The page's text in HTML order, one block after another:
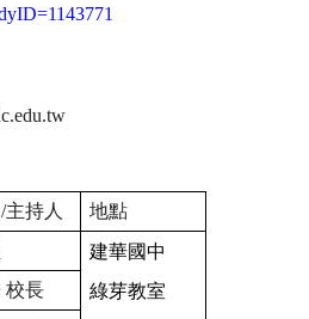
/主持人
地點
建華國中
綠芽教室
校長